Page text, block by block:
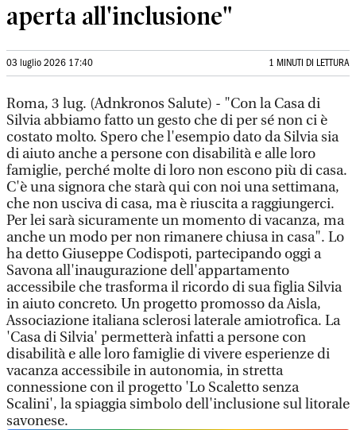
aperta all'inclusione"
03 luglio 2026 17:40 1 MINUTI DI LETTURA
Roma, 3 lug. (Adnkronos Salute) - "Con la Casa di
Silvia abbiamo fatto un gesto che di per sé non ci è
costato molto. Spero che l'esempio dato da Silvia sia
di aiuto anche a persone con disabilità e alle loro
famiglie, perché molte di loro non escono più di casa.
C'è una signora che starà qui con noi una settimana,
che non usciva di casa, ma è riuscita a raggiungerci.
Per lei sarà sicuramente un momento di vacanza, ma
anche un modo per non rimanere chiusa in casa". Lo
ha detto Giuseppe Codispoti, partecipando oggi a
Savona all'inaugurazione dell'appartamento
accessibile che trasforma il ricordo di sua figlia Silvia
in aiuto concreto. Un progetto promosso da Aisla,
Associazione italiana sclerosi laterale amiotrofica. La
'Casa di Silvia' permetterà infatti a persone con
disabilità e alle loro famiglie di vivere esperienze di
vacanza accessibile in autonomia, in stretta
connessione con il progetto 'Lo Scaletto senza
Scalini', la spiaggia simbolo dell'inclusione sul litorale
savonese.